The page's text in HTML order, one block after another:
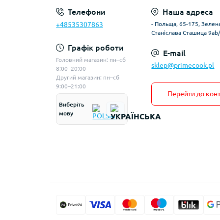
Телефони
+48535307863
Графік роботи
Головний магазин: пн–сб
8:00–20:00
Другий магазин: пн–сб
9:00–21:00
Виберіть
мову
Наша адреса
- Польща, 65-175,
Станіслава Сташица
E-mail
sklep@primecook.pl
Перейти до